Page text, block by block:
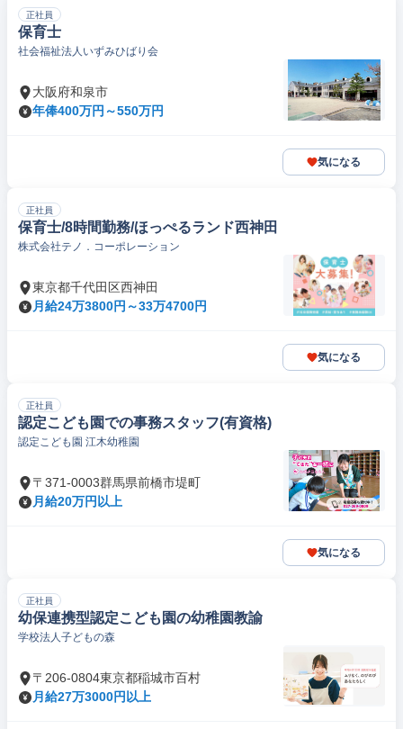
正社員
保育士
社会福祉法人いずみひばり会
大阪府和泉市
年俸400万円～550万円
気になる
正社員
保育士/8時間勤務/ほっぺるランド西神田
株式会社テノ．コーポレーション
東京都千代田区西神田
月給24万3800円～33万4700円
気になる
正社員
認定こども園での事務スタッフ(有資格)
認定こども園 江木幼稚園
〒371-0003群馬県前橋市堤町
月給20万円以上
気になる
正社員
幼保連携型認定こども園の幼稚園教諭
学校法人子どもの森
〒206-0804東京都稲城市百村
月給27万3000円以上